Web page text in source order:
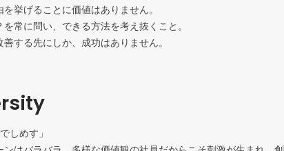
挙げることに価値はありません。
常に問い、できる方法を考え抜くこと。
する先にしか、成功はありません。
しめす」